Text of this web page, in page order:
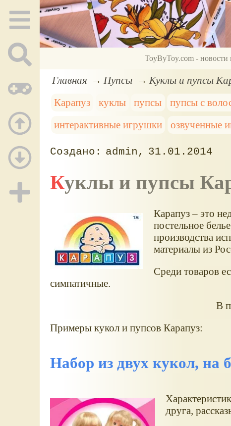
ToyByToy.com - новости
Главная Пупсы
Куклы и пупсы
Карапуз
куклы пупсы пупсы с
интерактивные игрушки
озвученные
admin 31.01.2014
Куклы и пупсы
Карапуз – это
постельное
производства
материалы из
Среди товаров
симпатичные.
В
Примеры кукол и пупсов Карапуз:
Набор из двух кукол, на
друга,